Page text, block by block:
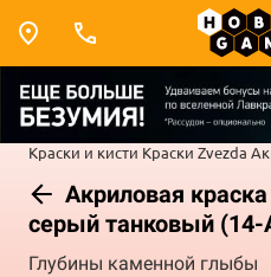
Краски и кисти Краски Zvezda
Акриловая
серый танковый
Глубины каменной глыбы